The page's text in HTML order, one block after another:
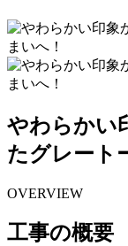
やわらかい
たグレート
OVERVIEW
工事の概要